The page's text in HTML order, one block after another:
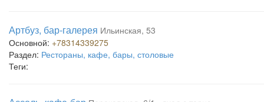
Артбуз, бар-галерея Ильинская, 53
Основной: +78314339275
Раздел: Рестораны, кафе, бары, столовые
Теги: